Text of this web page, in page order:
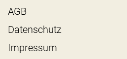
AGB
Datenschutz
Impressum